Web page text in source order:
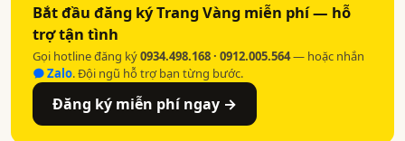
Bắt đầu đăng ký Trang Vàng miễn phí — hỗ
trợ tận tình
Gọi hotline đăng ký0934.498.168 · 0912.005.564— hoặc nhắn
Zalo. Đội ngũ hỗ trợ bạn từng bước.
Đăng ký miễn phí ngay →